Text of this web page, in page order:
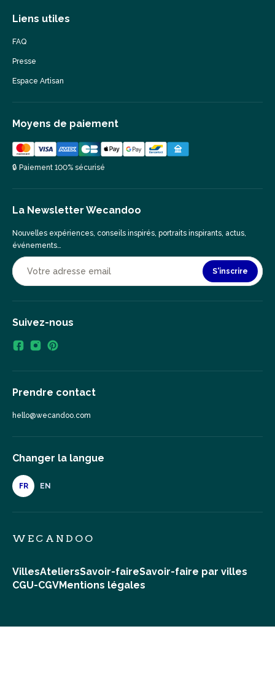
Liens utiles
FAQ
Presse
Espace Artisan
Moyens de paiement
🔒 Paiement 100% sécurisé
La Newsletter Wecandoo
Nouvelles expériences, conseils inspirés, portraits inspirants, actus,
événements…
S'inscrire
Suivez-nous
Prendre contact
hello@wecandoo.com
Changer la langue
FR EN
WECANDOO
VillesAteliersSavoir-faireSavoir-faire par villes
CGU-CGVMentions légales